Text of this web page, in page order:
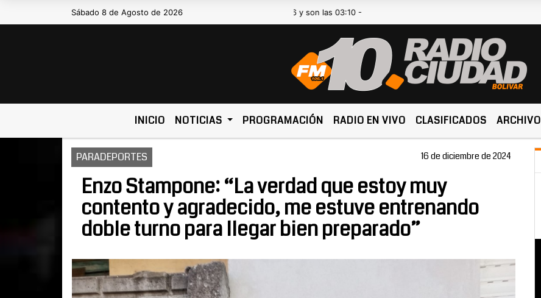
Sábado 8 de Agosto de 2026
Hoy es Sábado 8 de Agosto de 2026 y son las 03:10 -
INICIO NOTICIAS PROGRAMACIÓN RADIO EN VIVO CLASIFICADOS ARCHIVO
PARADEPORTES 16 de diciembre de 2024
Enzo Stampone: “La verdad que estoy muy
contento y agradecido, me estuve entrenando
doble turno para llegar bien preparado”